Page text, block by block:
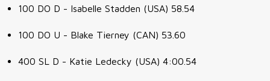
100 DO D - Isabelle Stadden (USA) 58.54
100 DO U - Blake Tierney (CAN) 53.60
400 SL D - Katie Ledecky (USA) 4:00.54